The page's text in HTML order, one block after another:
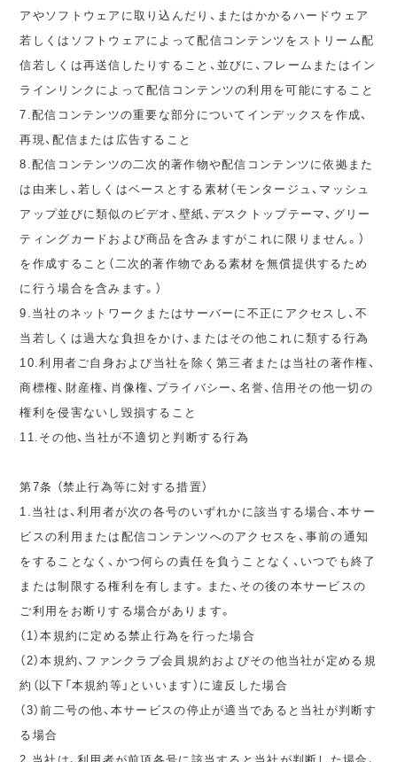
アやソフトウェアに取り込んだり、またはかかるハードウェア
若しくはソフトウェアによって配信コンテンツをストリーム配
信若しくは再送信したりすること、並びに、フレームまたはイン
ラインリンクによって配信コンテンツの利用を可能にすること
7.配信コンテンツの重要な部分についてインデックスを作成、
再現、配信または広告すること
8.配信コンテンツの二次的著作物や配信コンテンツに依拠また
は由来し、若しくはベースとする素材（モンタージュ、マッシュ
アップ並びに類似のビデオ、壁紙、デスクトップテーマ、グリー
ティングカードおよび商品を含みますがこれに限りません。）
を作成すること（二次的著作物である素材を無償提供するため
に行う場合を含みます。）
9.当社のネットワークまたはサーバーに不正にアクセスし、不
当若しくは過大な負担をかけ、またはその他これに類する行為
10.利用者ご自身および当社を除く第三者または当社の著作権、
商標権、財産権、肖像権、プライバシー、名誉、信用その他一切の
権利を侵害ないし毀損すること
11.その他、当社が不適切と判断する行為
第7条 （禁止行為等に対する措置）
1.当社は、利用者が次の各号のいずれかに該当する場合、本サー
ビスの利用または配信コンテンツへのアクセスを、事前の通知
をすることなく、かつ何らの責任を負うことなく、いつでも終了
または制限する権利を有します。また、その後の本サービスの
ご利用をお断りする場合があります。
（1）本規約に定める禁止行為を行った場合
（2）本規約、ファンクラブ会員規約およびその他当社が定める規
約（以下「本規約等」といいます）に違反した場合
（3）前二号の他、本サービスの停止が適当であると当社が判断す
る場合
2.当社は、利用者が前項各号に該当すると当社が判断した場合、